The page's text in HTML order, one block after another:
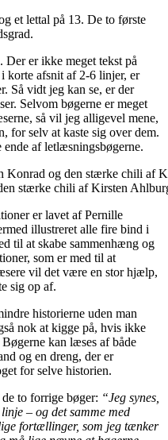
et lettal på 13. De to første
Der er ikke meget tekst på
korte afsnit af 2-6 linjer, er
Så vidt jeg kan se, er der
Selvom bøgerne er meget
så vil jeg alligevel mene,
for selv at kaste sig over dem.
af letlæsningsbøgerne.
stærke chili af Kirsten
er lavet af Pernille
illustreret alle fire bind i
til at skabe sammenhæng og
som er med til at
vil det være en stor hjælp,
sig op af.
historierne uden man
nok at kigge på, hvis ikke
kan læses af både
og en dreng, der er
for selve historien.
to forrige bøger: “Jeg synes,
– og det samme med
fortællinger, som jeg tænker